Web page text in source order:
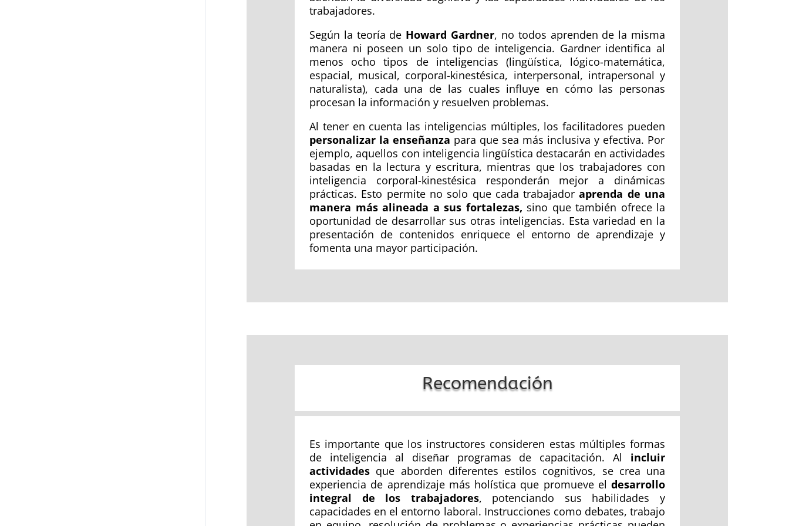
trabajadores.
Según la teoría de Howard Gardner, no todos aprenden de la misma
manera ni poseen un solo tipo de inteligencia. Gardner identifica al
menos ocho tipos de inteligencias (lingüística, lógico-matemática,
espacial, musical, corporal-kinestésica, interpersonal, intrapersonal y
naturalista), cada una de las cuales influye en cómo las personas
procesan la información y resuelven problemas.
Al tener en cuenta las inteligencias múltiples, los facilitadores pueden
personalizar la enseñanza para que sea más inclusiva y efectiva. Por
ejemplo, aquellos con inteligencia lingüística destacarán en actividades
basadas en la lectura y escritura, mientras que los trabajadores con
inteligencia corporal-kinestésica responderán mejor a dinámicas
prácticas. Esto permite no solo que cada trabajadoraprenda de una
manera más alineada a sus fortalezas, sino que también ofrece la
oportunidad de desarrollar sus otras inteligencias. Esta variedad en la
presentación de contenidos enriquece el entorno de aprendizaje y
fomenta una mayor participación.
Recomendación
Es importante que los instructores consideren estas múltiples formas
de inteligencia al diseñar programas de capacitación. Al incluir
actividades que aborden diferentes estilos cognitivos, se crea una
experiencia de aprendizaje más holística que promueve el desarrollo
integral de los trabajadores, potenciando sus habilidades y
capacidades en el entorno laboral. Instrucciones como debates, trabajo